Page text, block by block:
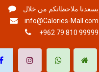
يسعدنا ملاحظاتكم من خلال
info@Calories-Mall.com
+962 79 810 99999